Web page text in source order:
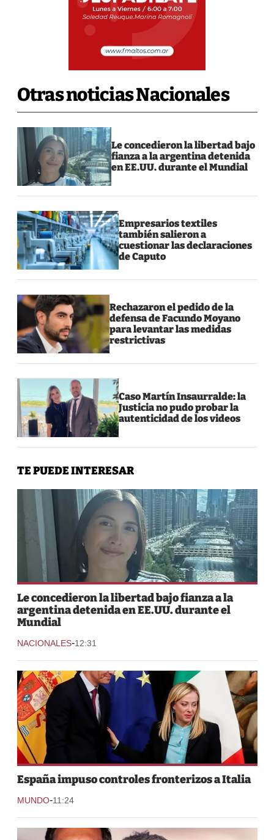
Otras noticias Nacionales
Le concedieron la libertad bajo
fianza a la argentina detenida
en EE.UU. durante el Mundial
Empresarios textiles
también salieron a
cuestionar las declaraciones
de Caputo
Rechazaron el pedido de la
defensa de Facundo Moyano
para levantar las medidas
restrictivas
Caso Martín Insaurralde: la
Justicia no pudo probar la
autenticidad de los videos
TE PUEDE INTERESAR
Le concedieron la libertad bajo fianza a la
argentina detenida en EE.UU. durante el
Mundial
NACIONALES-12:31
España impuso controles fronterizos a Italia
MUNDO-11:24